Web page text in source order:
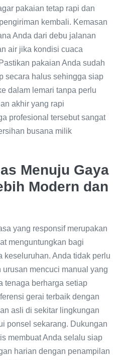
pakaian tetap rapi dan
kembali. Kemasan
Anda dari debu jalanan
air jika kondisi cuaca
pakaian Anda sudah
secara halus sehingga siap
dalam lemari tanpa perlu
akhir yang rapi
profesional tersebut sangat
busana milik
Menuju Gaya
Modern dan
yang responsif merupakan
menguntungkan bagi
keseluruhan. Anda tidak perlu
urusan mencuci manual yang
tenaga berharga setiap
gerai terbaik dengan
asli di sekitar lingkungan
ponsel sekarang. Dukungan
membuat Anda selalu siap
harian dengan penampilan